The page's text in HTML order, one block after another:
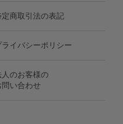
定商取引法の表記
ライバシーポリシー
人のお客様の
問い合わせ